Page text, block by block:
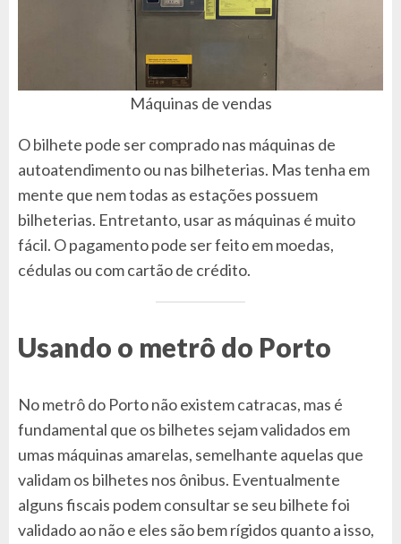
Máquinas de vendas
O bilhete pode ser comprado nas máquinas de
autoatendimento ou nas bilheterias. Mas tenha em
mente que nem todas as estações possuem
bilheterias. Entretanto, usar as máquinas é muito
fácil. O pagamento pode ser feito em moedas,
cédulas ou com cartão de crédito.
Usando o metrô do Porto
No metrô do Porto não existem catracas, mas é
fundamental que os bilhetes sejam validados em
umas máquinas amarelas, semelhante aquelas que
validam os bilhetes nos ônibus. Eventualmente
alguns fiscais podem consultar se seu bilhete foi
validado ao não e eles são bem rígidos quanto a isso,